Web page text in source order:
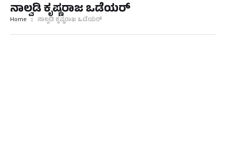
ನಾಲ್ವಡಿ ಕೃಷ್ಣರಾಜ ಒಡೆಯರ್
Home ನಾಲ್ವಡಿ ಕೃಷ್ಣರಾಜ ಒಡೆಯರ್